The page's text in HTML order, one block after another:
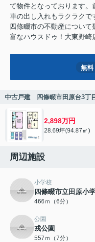
て物件となっております
車の出し入れもラクラクで
四條畷市の不動産につい
富なハウスドゥ！大東野崎
無料
中古戸建 四條畷市田原台3丁
2,898万円
28.69坪(94.87㎡)
周辺施設
小学校
四條畷市立田原小
466ｍ（6分）
公園
戎公園
557ｍ（7分）